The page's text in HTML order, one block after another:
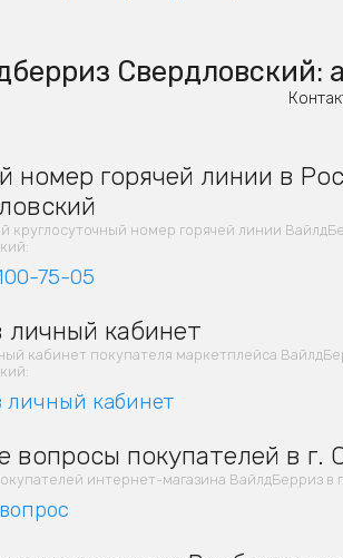
Свердловский:
номер горячей линии в
круглосуточный номер горячей линии
75-05
личный кабинет
кабинет покупателя маркетплейса
личный кабинет
вопросы покупателей в г.
интернет-магазина ВайлдБерриз в